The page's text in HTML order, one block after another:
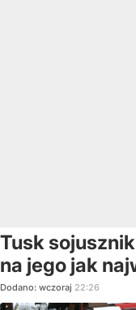
Tusk
na jego jak
Dodano: wczoraj 22:26